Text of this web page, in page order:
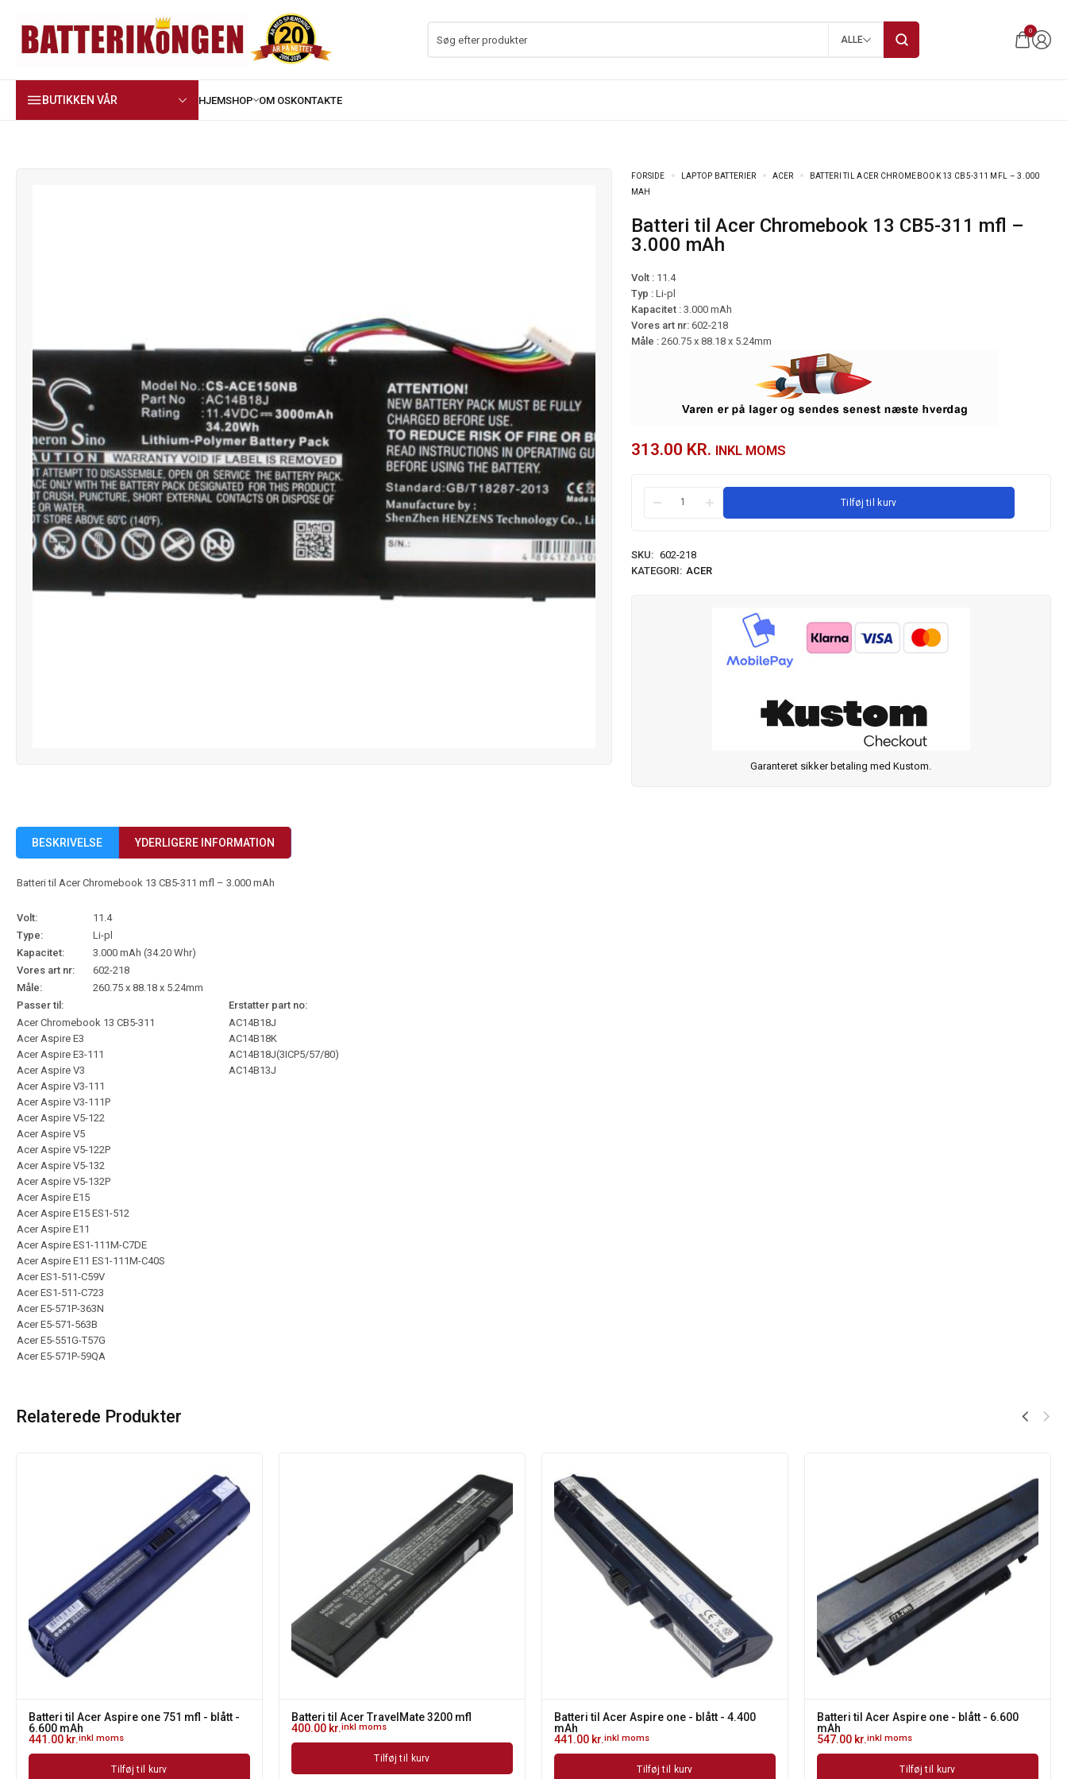
ALLE
0
BUTIKKEN VÅR
FORSIDE LAPTOP BATTERIER ACER
BATTERI TIL ACER CHROMEBOOK 13 CB5-311 MFL – 3.000
MAH
Batteri til Acer Chromebook 13 CB5-311 mfl –
3.000 mAh
Volt :11.4
Typ : Li-pl
Kapacitet : 3.000 mAh
Vores art nr: 602-218
Måle : 260.75 x 88.18 x 5.24mm
313.00 KR. INKL MOMS
Tilføj til kurv
SKU: 602-218
KATEGORI: ACER
Garanteret sikker betaling med Kustom.
BESKRIVELSE YDERLIGERE INFORMATION
Batteri til Acer Chromebook 13 CB5-311 mfl – 3.000 mAh
Volt:
11.4
Type:
Li-pl
Kapacitet:
3.000 mAh (34.20 Whr)
Vores art nr:
602-218
Måle:
260.75 x 88.18 x 5.24mm
Passer til:
Erstatter part no:
Acer Chromebook 13 CB5-311
Acer Aspire E3
Acer Aspire E3-111
Acer Aspire V3
Acer Aspire V3-111
Acer Aspire V3-111P
Acer Aspire V5-122
Acer Aspire V5
Acer Aspire V5-122P
Acer Aspire V5-132
Acer Aspire V5-132P
Acer Aspire E15
Acer Aspire E15 ES1-512
Acer Aspire E11
Acer Aspire ES1-111M-C7DE
Acer Aspire E11 ES1-111M-C40S
Acer ES1-511-C59V
Acer ES1-511-C723
Acer E5-571P-363N
Acer E5-571-563B
Acer E5-551G-T57G
Acer E5-571P-59QA
AC14B18J
AC14B18K
AC14B18J(3ICP5/57/80)
AC14B13J
Relaterede Produkter
Batteri til Acer Aspire one 751 mfl - blått -
6.600 mAh
441.00 kr.inkl moms
Tilføj til kurv
Batteri til Acer TravelMate 3200 mfl
400.00 kr.inkl moms
Tilføj til kurv
Batteri til Acer Aspire one - blått - 4.400
mAh
441.00 kr.inkl moms
Tilføj til kurv
Batteri til Acer Aspire one - blått - 6.600
mAh
547.00 kr.inkl moms
Tilføj til kurv